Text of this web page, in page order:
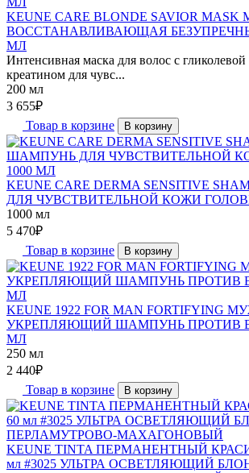
KEUNE CARE BLONDE SAVIOR
ВОССТАНАВЛИВАЮЩАЯ
МЛ
Интенсивная маска для волос с
креатином для чувс...
200 мл
3 655₽
Товар в корзине
В корзину
KEUNE CARE DERMA SENSITIVE
ДЛЯ ЧУВСТВИТЕЛЬНОЙ КОЖИ
1000 мл
5 470₽
Товар в корзине
В корзину
KEUNE 1922 FOR MAN FORTIFYING
УКРЕПЛЯЮЩИЙ ШАМПУНЬ ПРОТИВ
МЛ
250 мл
2 440₽
Товар в корзине
В корзину
KEUNE TINTA ПЕРМАНЕНТНЫЙ
мл #3025 УЛЬТРА ОСВЕТЛЯЮЩИЙ